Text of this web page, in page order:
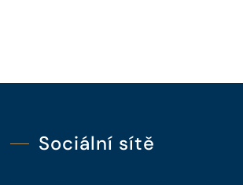
Sociální sítě